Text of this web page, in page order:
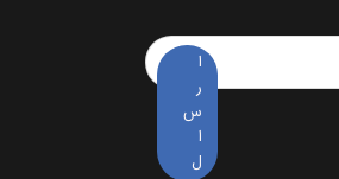
خبرنامه
*